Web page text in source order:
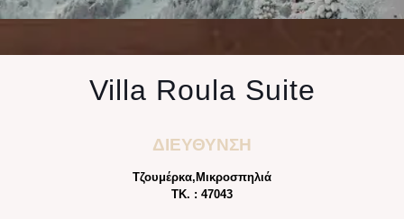
Villa Roula Suite
ΔΙΕΥΘΥΝΣΗ
Τζουμέρκα,Μικροσπηλιά
ΤΚ. : 47043